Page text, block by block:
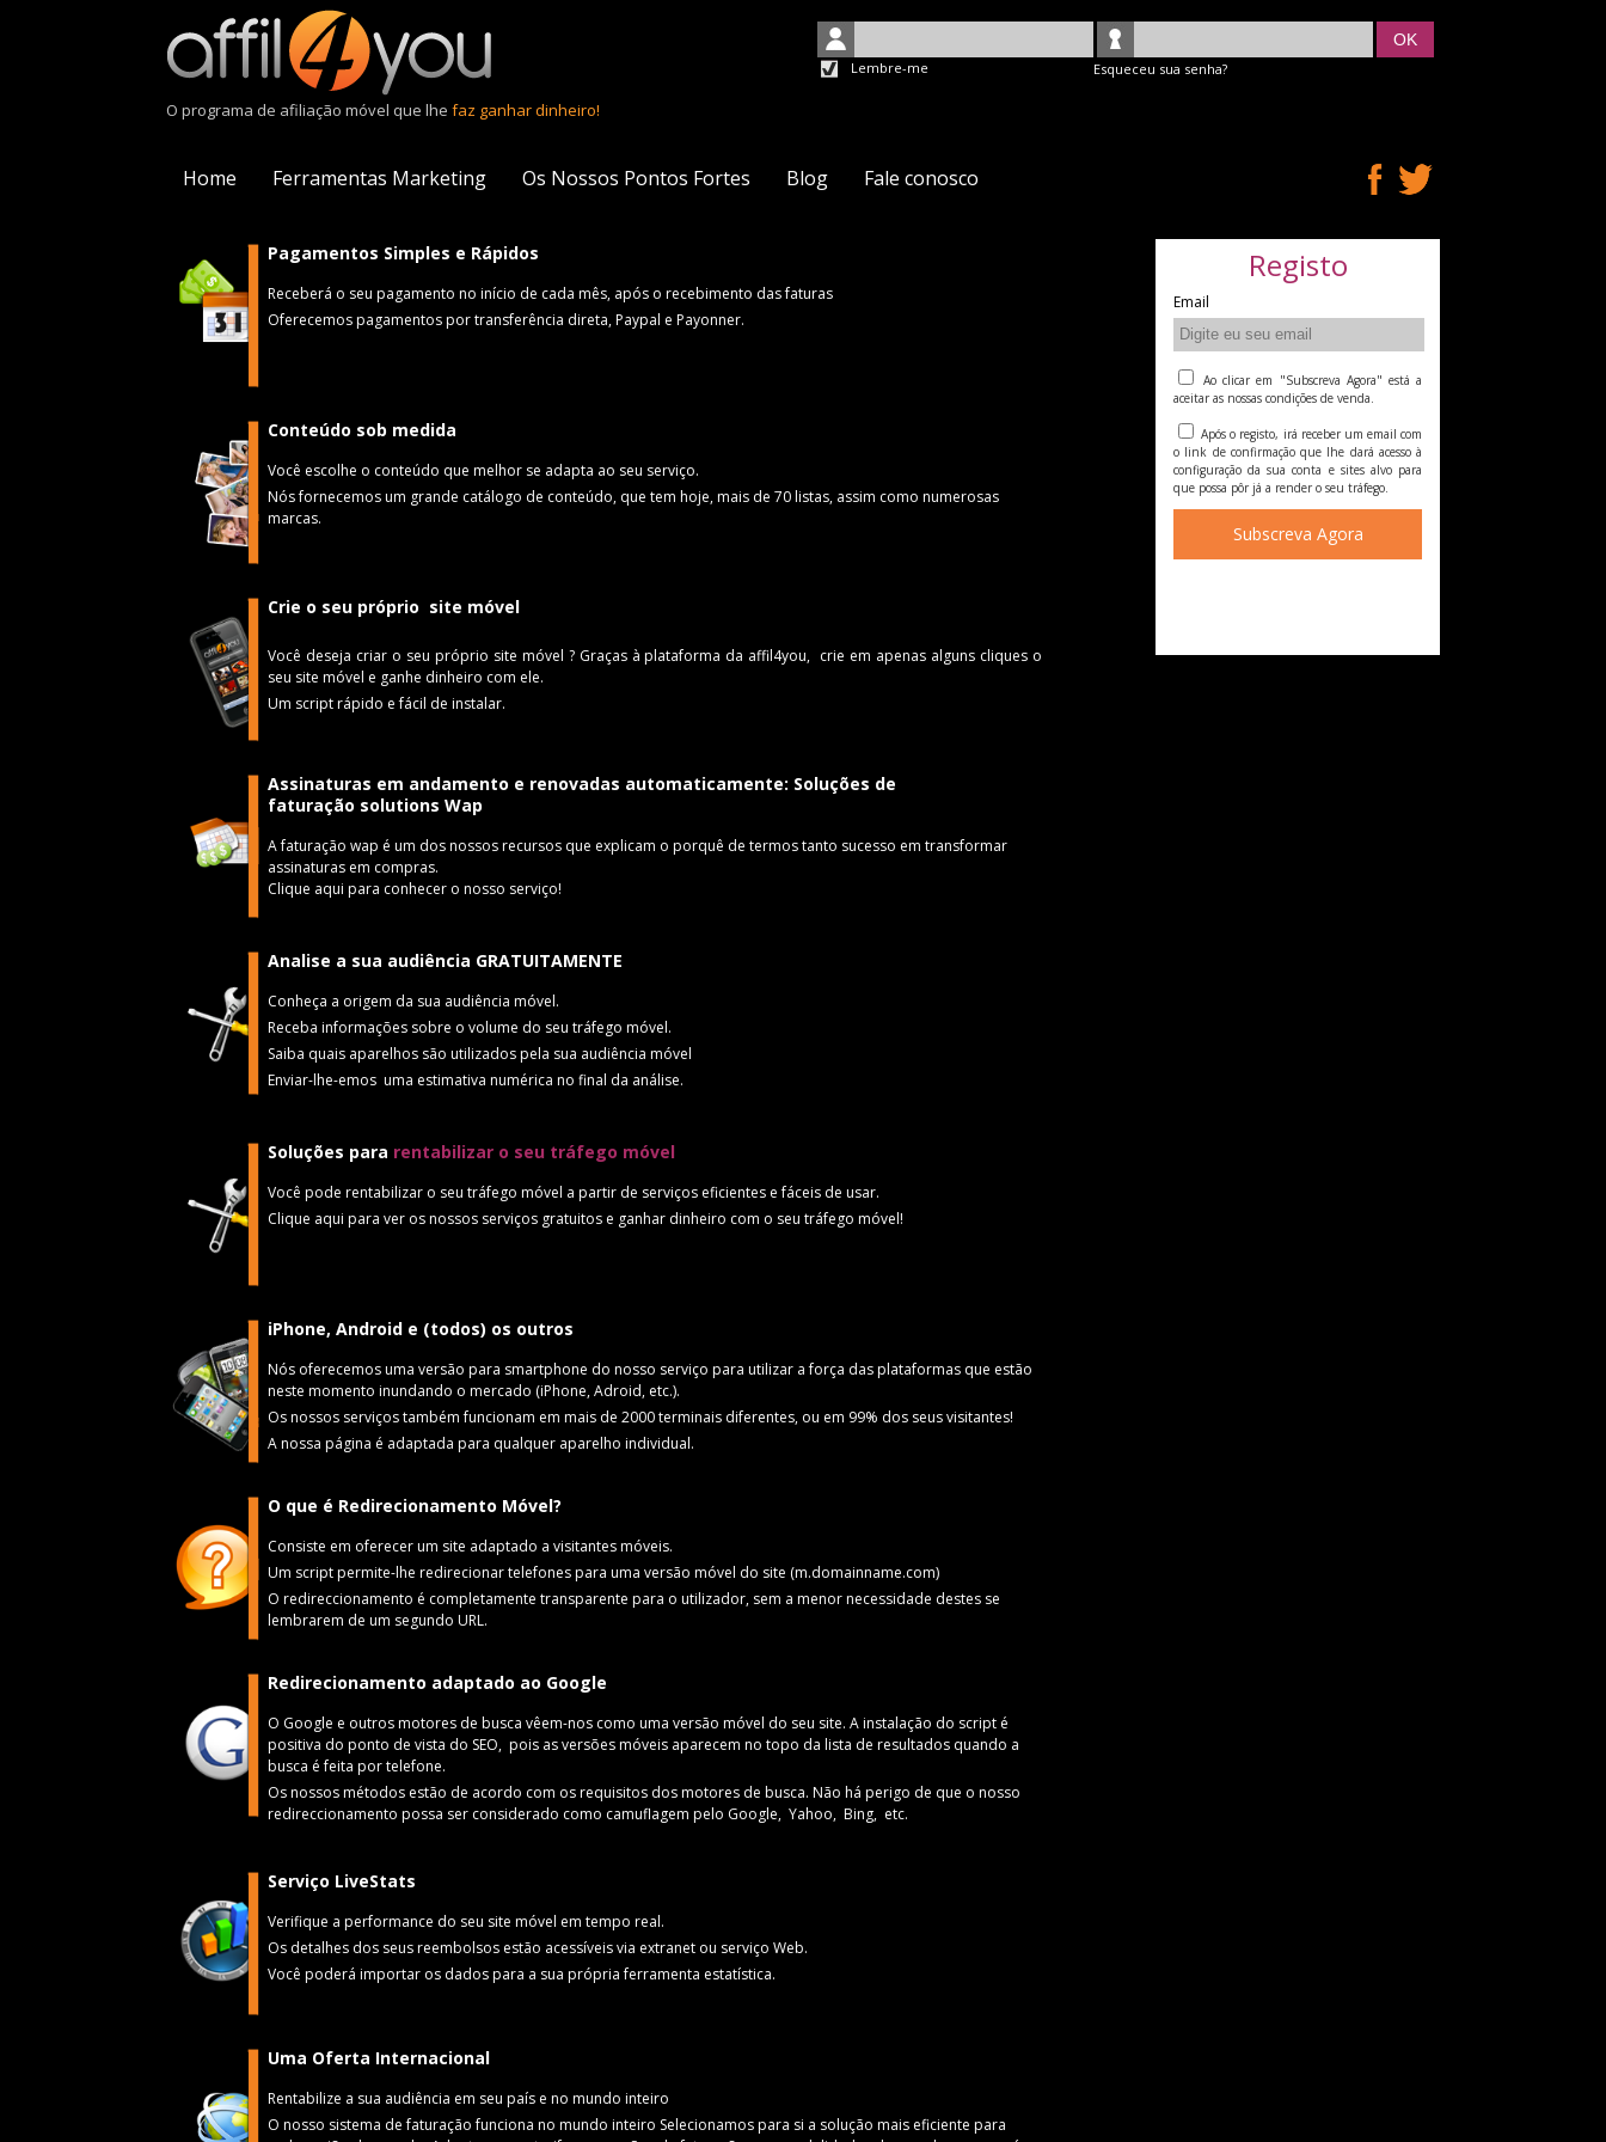
O programa de afiliação móvel que lhe faz ganhar dinheiro!
OK
Lembre-me Esqueceu sua senha?
Home Ferramentas Marketing Os Nossos Pontos Fortes Blog Fale conosco
Registo
Email
Ao clicar em "Subscreva Agora" está a
aceitar as nossas condições de venda.
Após o registo, irá receber um email com
o link de confirmação que lhe dará acesso à
configuração da sua conta e sites alvo para
que possa pôr já a render o seu tráfego.
Pagamentos Simples e Rápidos
Receberá o seu pagamento no início de cada mês, após o recebimento das faturas
Oferecemos pagamentos por transferência direta, Paypal e Payonner.
Conteúdo sob medida
Você escolhe o conteúdo que melhor se adapta ao seu serviço.
Nós fornecemos um grande catálogo de conteúdo, que tem hoje, mais de 70 listas, assim como numerosas
marcas.
Crie o seu próprio site móvel
Você deseja criar o seu próprio site móvel ? Graças à plataforma da affil4you, crie em apenas alguns cliques o
seu site móvel e ganhe dinheiro com ele.
Um script rápido e fácil de instalar.
Assinaturas em andamento e renovadas automaticamente: Soluções de
faturação solutions Wap
A faturação wap é um dos nossos recursos que explicam o porquê de termos tanto sucesso em transformar
assinaturas em compras.
Clique aqui para conhecer o nosso serviço!
Analise a sua audiência GRATUITAMENTE
Conheça a origem da sua audiência móvel.
Receba informações sobre o volume do seu tráfego móvel.
Saiba quais aparelhos são utilizados pela sua audiência móvel
Enviar-lhe-emos uma estimativa numérica no final da análise.
Soluções para rentabilizar o seu tráfego móvel
Você pode rentabilizar o seu tráfego móvel a partir de serviços eficientes e fáceis de usar.
Clique aqui para ver os nossos serviços gratuitos e ganhar dinheiro com o seu tráfego móvel!
iPhone, Android e (todos) os outros
Nós oferecemos uma versão para smartphone do nosso serviço para utilizar a força das plataformas que estão
neste momento inundando o mercado (iPhone, Adroid, etc.).
Os nossos serviços também funcionam em mais de 2000 terminais diferentes, ou em 99% dos seus visitantes!
A nossa página é adaptada para qualquer aparelho individual.
O que é Redirecionamento Móvel?
Consiste em oferecer um site adaptado a visitantes móveis.
Um script permite-lhe redirecionar telefones para uma versão móvel do site (m.domainname.com)
O redireccionamento é completamente transparente para o utilizador, sem a menor necessidade destes se
lembrarem de um segundo URL.
Redirecionamento adaptado ao Google
O Google e outros motores de busca vêem-nos como uma versão móvel do seu site. A instalação do script é
positiva do ponto de vista do SEO, pois as versões móveis aparecem no topo da lista de resultados quando a
busca é feita por telefone.
Os nossos métodos estão de acordo com os requisitos dos motores de busca. Não há perigo de que o nosso
redireccionamento possa ser considerado como camuflagem pelo Google, Yahoo, Bing, etc.
Serviço LiveStats
Verifique a performance do seu site móvel em tempo real.
Os detalhes dos seus reembolsos estão acessíveis via extranet ou serviço Web.
Você poderá importar os dados para a sua própria ferramenta estatística.
Uma Oferta Internacional
Rentabilize a sua audiência em seu país e no mundo inteiro
O nosso sistema de faturação funciona no mundo inteiro Selecionamos para si a solução mais eficiente para